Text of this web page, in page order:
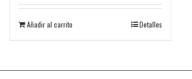
Añadir al carrito Detalles